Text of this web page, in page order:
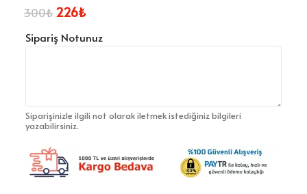
300₺ 226₺
Sipariş Notunuz
Siparişinizle ilgili not olarak iletmek istediğiniz bilgileri
yazabilirsiniz.